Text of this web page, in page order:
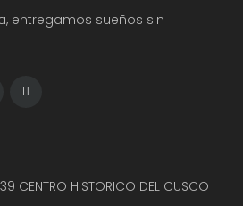
entregamos sueños sin
CENTRO HISTORICO DEL CUSCO